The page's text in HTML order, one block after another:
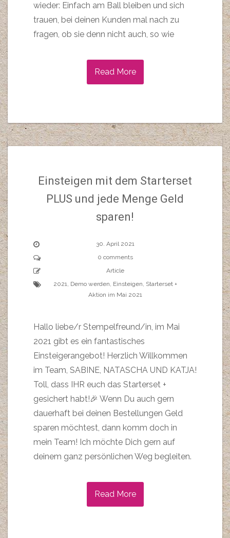
wieder: Einfach am Ball bleiben und sich
trauen, bei deinen Kunden mal nach zu
fragen, ob sie denn nicht auch, so wie
Read More
Einsteigen mit dem Starterset
PLUS und jede Menge Geld
sparen!
30. April 2021
0 comments
Article
2021, Demo werden, Einsteigen, Starterset +
Aktion im Mai 2021
Hallo liebe/r Stempelfreund/in, im Mai
2021 gibt es ein fantastisches
Einsteigerangebot! Herzlich Willkommen
im Team, SABINE, NATASCHA UND KATJA!
Toll, dass IHR euch das Starterset +
gesichert habt!🎉 Wenn Du auch gern
dauerhaft bei deinen Bestellungen Geld
sparen möchtest, dann komm doch in
mein Team! Ich möchte Dich gern auf
deinem ganz persönlichen Weg begleiten.
Read More